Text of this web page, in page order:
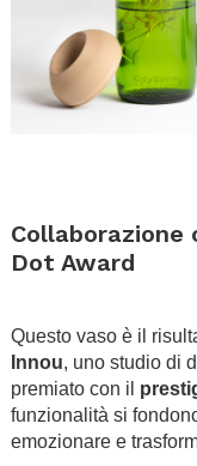
Collaborazione
Dot Award
Questo vaso è il
Innou, uno studio di
premiato con il
funzionalità si
emozionare e